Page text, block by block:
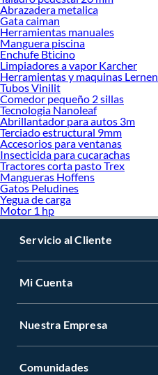
Abrazadera metalica
Gata caiman
Herramientas manuales
Manguera piscina
Enchufe Bticino
Limpiadores a vapor Karcher
Herramientas y maquinas Lernen
Tubos Vinilit
Comedor pequeño 2 sillas
Tecnologia Nanoleaf
Abrillantador para autos 3m
Terciado estructural 9mm
Accesorios para ventanas
Insecticida para cucarachas
Tractores corta pasto Trex
Mangueras Hoffens
Gatos Peludines
Yegua de carga
Motor 1 hp
Servicio al Cliente
Mi Cuenta
Nuestra Empresa
Comunidades